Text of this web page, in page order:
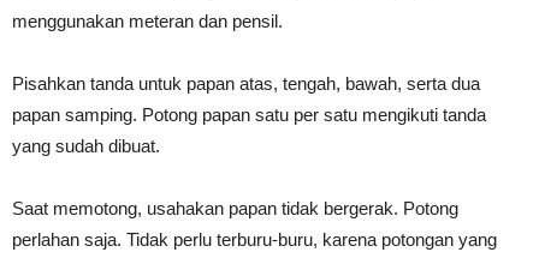
menggunakan meteran dan pensil.
Pisahkan tanda untuk papan atas, tengah, bawah, serta dua
papan samping. Potong papan satu per satu mengikuti tanda
yang sudah dibuat.
Saat memotong, usahakan papan tidak bergerak. Potong
perlahan saja. Tidak perlu terburu-buru, karena potongan yang